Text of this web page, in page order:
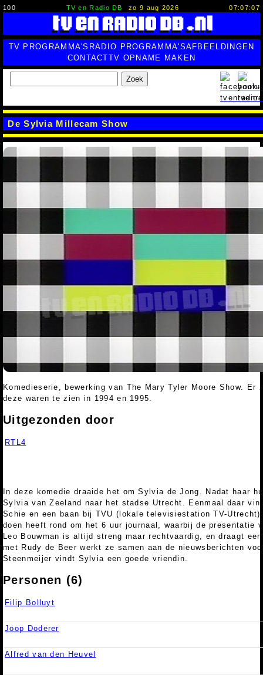
100 TV en Radio DB zo 9 aug 2026 07:07:09
TV PROGRAMMA'S RADIO PROGRAMMA'SAFBEELDINGEN
CONTACTTV OPNAME MAKEN
Zoek
De Sylvia Millecam Show
Komedieserie, bewerking van The Mary Tyler Moore Show. Er
deze waren te zien in 1994 en 1995.
Uitgezonden door
RTL4
In deze komedie draaide het om Sylvia de Jong. Nadat haar
Sylvia van Zeeland naar het stadse Utrecht. Eenmaal daar
Schie en een baan bij TVU (lokale televisiestation TV-
doen heeft rond om het 6 uur journaal, waarbij de presentatie
Leo Bouwman is altijd streng maar rechtvaardig, en draagt
met Rudy de Beer werkt ze samen aan de nieuwsberichten
Steenmeijer vindt Sylvia een goede vriendin.
Personen (6)
Filip Bolluyt
Joop Doderer
Alfred van den Heuvel